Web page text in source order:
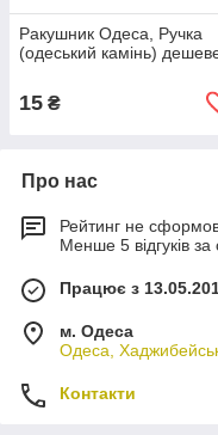
Ракушник Одеса, Ручка
(одеський камінь)
15 ₴
Про нас
Рейтинг не
Менше 5 відгуків за
Працює з
м. Одеса
Одеса,
Контакти